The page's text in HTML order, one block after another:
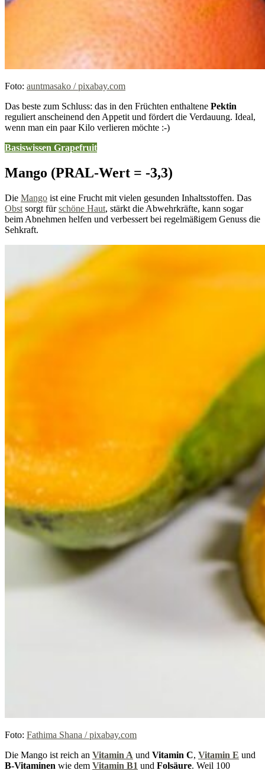
Foto: auntmasako / pixabay.com
Das beste zum Schluss: das in den Früchten enthaltene Pektin
reguliert anscheinend den Appetit und fördert die Verdauung. Ideal,
wenn man ein paar Kilo verlieren möchte :-)
Basiswissen Grapefruit
Mango (PRAL-Wert = -3,3)
Die Mango ist eine Frucht mit vielen gesunden Inhaltsstoffen. Das
Obst sorgt fürschöne Haut, stärkt die Abwehrkräfte, kann sogar
beim Abnehmen helfen und verbessert bei regelmäßigem Genuss die
Sehkraft.
Foto: Fathima Shana / pixabay.com
Die Mango ist reich an Vitamin A und Vitamin C, Vitamin E und
B-Vitaminen wie dem Vitamin B1 und Folsäure. Weil 100